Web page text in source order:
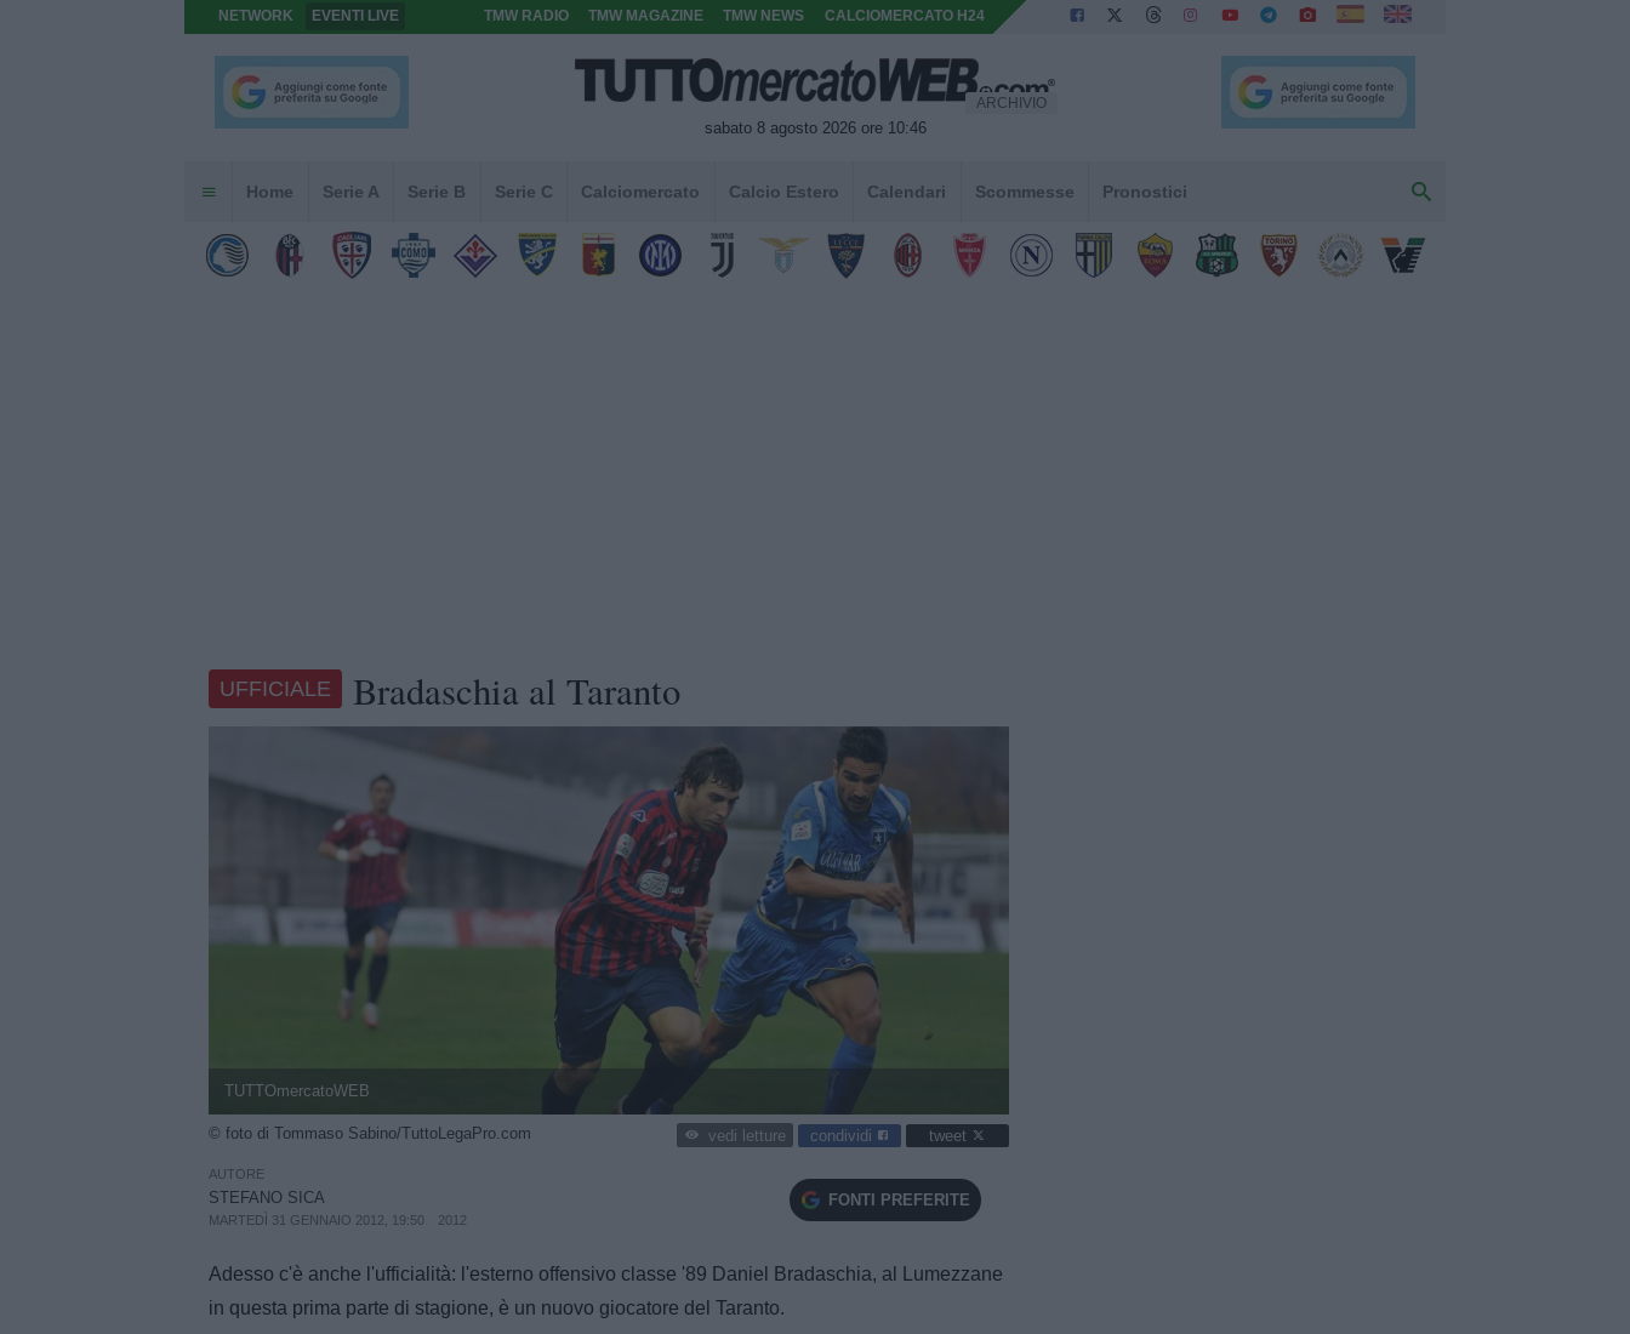
NETWORK EVENTI LIVE TMW RADIO TMW MAGAZINE TMW NEWS CALCIOMERCATO H24
sabato 8 agosto 2026 ore 10:46
ARCHIVIO
Home Serie A Serie B Serie C Calciomercato Calcio Estero Calendari Scommesse Pronostici
UFFICIALE Bradaschia al Taranto
TUTTOmercatoWEB
© foto di Tommaso Sabino/TuttoLegaPro.com vedi letture condividi tweet
AUTORE
STEFANO SICA
MARTEDÌ 31 GENNAIO 2012, 19:50 2012
FONTI PREFERITE
Adesso c'è anche l'ufficialità: l'esterno offensivo classe '89 Daniel Bradaschia, al Lumezzane
in questa prima parte di stagione, è un nuovo giocatore del Taranto.